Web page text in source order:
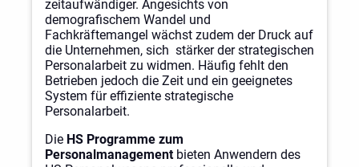
zeitaufwändiger. Angesichts von
demografischem Wandel und
Fachkräftemangel wächst zudem der Druck auf
die Unternehmen, sich stärker der strategischen
Personalarbeit zu widmen. Häufig fehlt den
Betrieben jedoch die Zeit und ein geeignetes
System für effiziente strategische
Personalarbeit.
Die HS Programme zum
Personalmanagementbieten Anwendern des